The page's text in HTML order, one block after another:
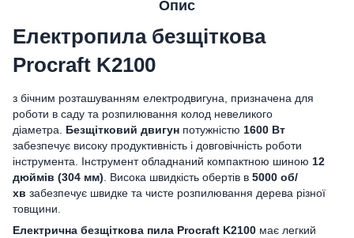
Опис
Електропила безщіткова
Procraft K2100
з бічним розташуванням електродвигуна, призначена для
роботи в саду та розпилювання колод невеликого
діаметра. Безщітковий двигун потужністю 1600 Вт
забезпечує високу продуктивність і довговічність роботи
інструмента. Інструмент обладнаний компактною шиною 12
дюймів (304 мм) . Висока швидкість обертів в 5000 об/
хв забезпечує швидке та чисте розпилювання дерева різної
товщини.
Електрична безщіткова пила Procraft K2100 має легкий